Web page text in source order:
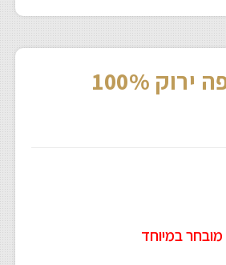
2 קג פולי קפה ירוק 100%
מובחר במיוחד